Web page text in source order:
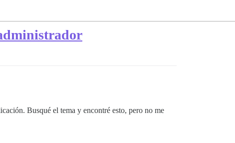
Busqué el tema y encontré esto, pero no me